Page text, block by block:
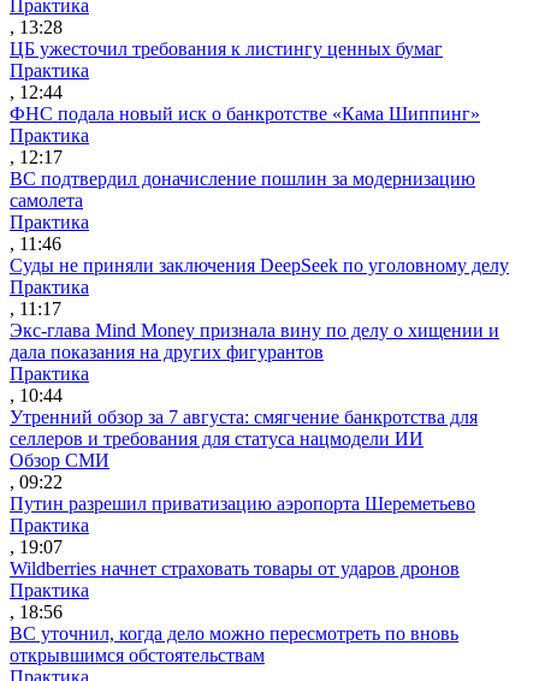
Практика
, 13:28
ЦБ ужесточил требования к листингу ценных бумаг
Практика
, 12:44
ФНС подала новый иск о банкротстве «Кама Шиппинг»
Практика
, 12:17
ВС подтвердил доначисление пошлин за модернизацию
самолета
Практика
, 11:46
Суды не приняли заключения DeepSeek по уголовному делу
Практика
, 11:17
Экс-глава Mind Money признала вину по делу о хищении и
дала показания на других фигурантов
Практика
, 10:44
Утренний обзор за 7 августа: смягчение банкротства для
селлеров и требования для статуса нацмодели ИИ
Обзор СМИ
, 09:22
Путин разрешил приватизацию аэропорта Шереметьево
Практика
, 19:07
Wildberries начнет страховать товары от ударов дронов
Практика
, 18:56
ВС уточнил, когда дело можно пересмотреть по вновь
открывшимся обстоятельствам
Практика